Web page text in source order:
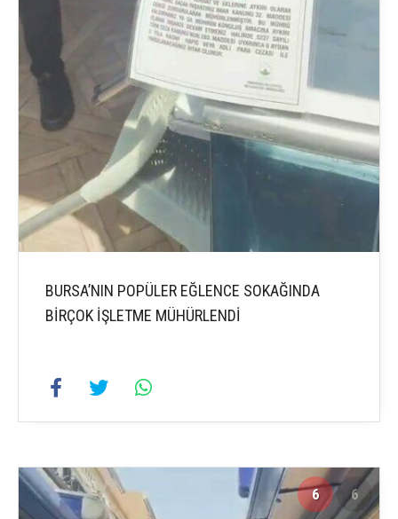
BURSA’NIN POPÜLER EĞLENCE SOKAĞINDA
BİRÇOK İŞLETME MÜHÜRLENDİ
6 6